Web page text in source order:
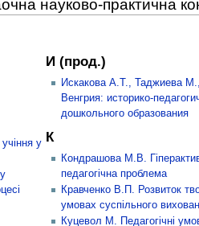
науково-практична
у
И (прод.)
Искакова А.Т., Таджиева
Венгрия: историко-
дошкольного образования
К
Кондрашова М.В.
педагогічна проблема
Кравченко В.П. Розвиток
умовах суспільного
Куцевол М. Педагогічні